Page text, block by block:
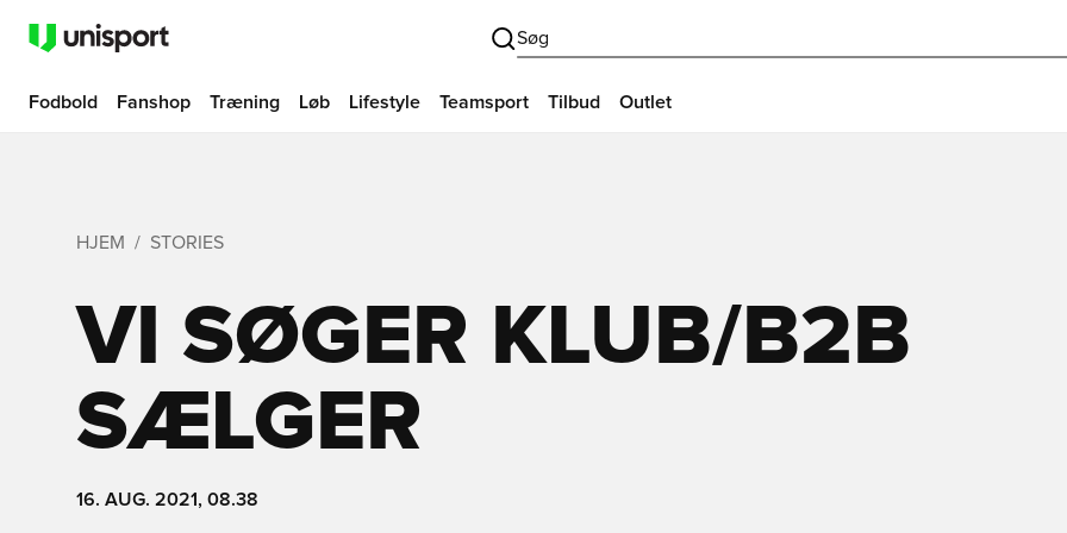
Søg
Fodbold Fanshop Træning Løb Lifestyle Teamsport Tilbud Outlet
HJEM STORIES
VI SØGER KLUB/B2B
SÆLGER
16. AUG. 2021, 08.38